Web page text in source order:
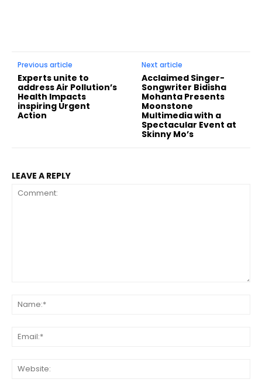
Previous article
Experts unite to
address Air Pollution’s
Health Impacts
inspiring Urgent
Action
Next article
Acclaimed Singer-
Songwriter Bidisha
Mohanta Presents
Moonstone
Multimedia with a
Spectacular Event at
Skinny Mo’s
LEAVE A REPLY